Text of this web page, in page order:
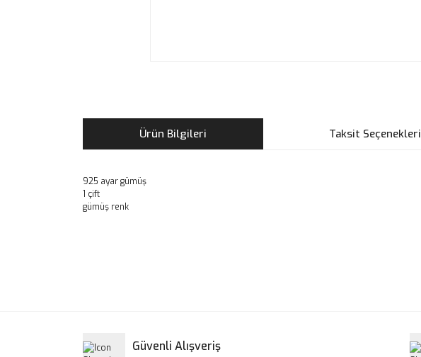
Ürün Bilgileri Taksit Seçenekleri
925 ayar gümüş
1 çift
gümüş renk
Ürün fiyatı diğer sitelerden daha pahalı.
Güvenli Alışveriş